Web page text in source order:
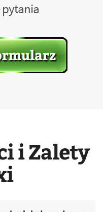
pytania
i Zalety